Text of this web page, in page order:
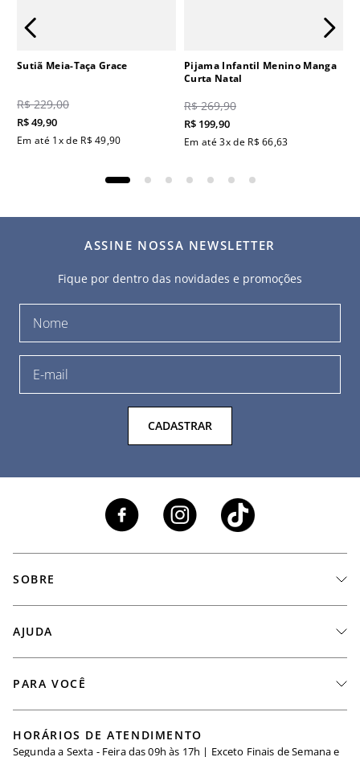
Sutiã Meia-Taça Grace
R$ 229,00
R$49,90
Em até 1x de R$ 49,90
Pijama Infantil Menino Manga
Curta Natal
R$ 269,90
R$ 199,90
Em até3x de R$ 66,63
ASSINE NOSSA NEWSLETTER
Fique por dentro das novidades e promoções
CADASTRAR
SOBRE
Seja um Revendedor
AJUDA
Minha Conta
PARA VOCÊ
HORÁRIOS DE ATENDIMENTO
Segunda a Sexta - Feira das 09h às 17h | Exceto Finais de Semana e